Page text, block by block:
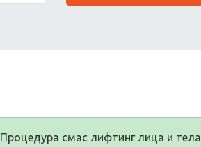
Процедура смас лифтинг лица и